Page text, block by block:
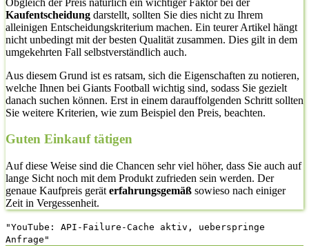
Kaufentscheidung darstellt, sollten Sie dies nicht zu Ihrem
alleinigen Entscheidungskriterium machen. Ein teurer Artikel hängt
nicht unbedingt mit der besten Qualität zusammen. Dies gilt in dem
umgekehrten Fall selbstverständlich auch.
Aus diesem Grund ist es ratsam, sich die Eigenschaften zu notieren,
welche Ihnen bei Giants Football wichtig sind, sodass Sie gezielt
danach suchen können. Erst in einem darauffolgenden Schritt sollten
Sie weitere Kriterien, wie zum Beispiel den Preis, beachten.
Guten Einkauf tätigen
Auf diese Weise sind die Chancen sehr viel höher, dass Sie auch auf
lange Sicht noch mit dem Produkt zufrieden sein werden. Der
genaue Kaufpreis gerät erfahrungsgemäß sowieso nach einiger
Zeit in Vergessenheit.
"YouTube: API-Failure-Cache aktiv, ueberspringe
Anfrage"